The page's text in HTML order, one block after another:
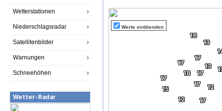
Wetterstationen
Niederschlagsradar
Satellitenbilder
Warnungen
Schneehöhen
Wetter-Radar
Werte einblenden
17
17 12
17
13
15
12
17
13
18
16
17
17